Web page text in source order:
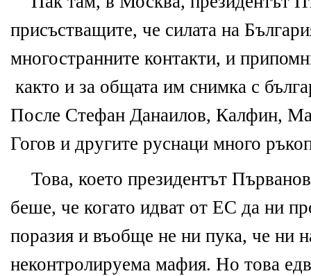
присъстващите, че силата на
многостранните контакти, и
както и за общата им снимка с
После Стефан Данаилов, Калфин,
Гогов и другите руснаци много
Това, което президентът
беше, че когато идват от ЕС да ни
поразия и въобще не ни пука, че ни
неконтролируема мафия. Но това е